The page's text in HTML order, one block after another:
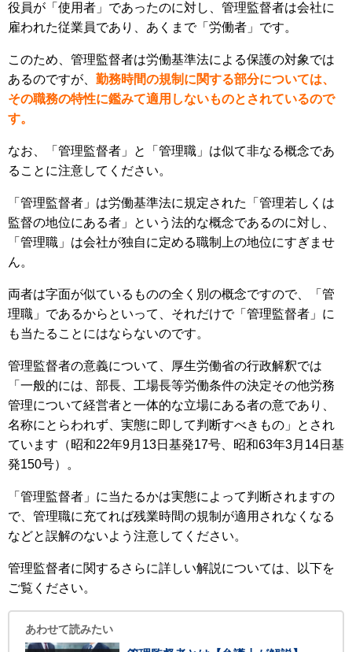
役員が「使用者」であったのに対し、管理監督者は会社に
雇われた従業員であり、あくまで「労働者」です。
このため、管理監督者は労働基準法による保護の対象では
あるのですが、 勤務時間の規制に関する部分については、
その職務の特性に鑑みて適用しないものとされているので
す。
なお、「管理監督者」と「管理職」は似て非なる概念であ
ることに注意してください。
「管理監督者」は労働基準法に規定された「管理若しくは
監督の地位にある者」という法的な概念であるのに対し、
「管理職」は会社が独自に定める職制上の地位にすぎませ
ん。
両者は字面が似ているものの全く別の概念ですので、「管
理職」であるからといって、それだけで「管理監督者」に
も当たることにはならないのです。
管理監督者の意義について、厚生労働省の行政解釈では
「一般的には、部長、工場長等労働条件の決定その他労務
管理について経営者と一体的な立場にある者の意であり、
名称にとらわれず、実態に即して判断すべきもの」とされ
ています（昭和22年9月13日基発17号、昭和63年3月14日基
発150号）。
「管理監督者」に当たるかは実態によって判断されますの
で、管理職に充てれば残業時間の規制が適用されなくなる
などと誤解のないよう注意してください。
管理監督者に関するさらに詳しい解説については、以下を
ご覧ください。
あわせて読みたい